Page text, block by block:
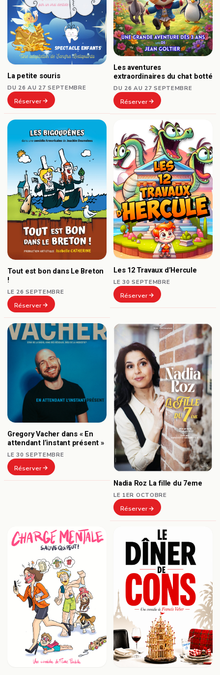
La petite souris
DU 26 AU 27 SEPTEMBRE
Réserver
Les aventures
extraordinaires du chat botté
DU 26 AU 27 SEPTEMBRE
Réserver
Tout est bon dans Le Breton
!
LE 26 SEPTEMBRE
Réserver
Les 12 Travaux d’Hercule
LE 30 SEPTEMBRE
Réserver
Gregory Vacher dans « En
attendant l’instant présent »
LE 30 SEPTEMBRE
Réserver
Nadia Roz La fille du 7eme
LE 1ER OCTOBRE
Réserver